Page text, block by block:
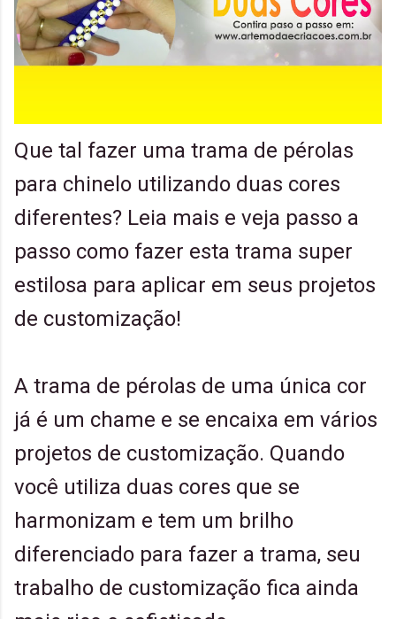
Que tal fazer uma trama de pérolas
para chinelo utilizando duas cores
diferentes? Leia mais e veja passo a
passo como fazer esta trama super
estilosa para aplicar em seus projetos
de customização!
A trama de pérolas de uma única cor
já é um chame e se encaixa em vários
projetos de customização. Quando
você utiliza duas cores que se
harmonizam e tem um brilho
diferenciado para fazer a trama, seu
trabalho de customização fica ainda